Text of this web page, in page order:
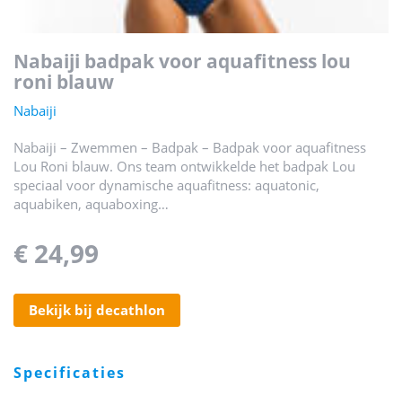
nabaiji badpak voor aquafitness lou
roni blauw
Nabaiji
Nabaiji – Zwemmen – Badpak – Badpak voor aquafitness
Lou Roni blauw. Ons team ontwikkelde het badpak Lou
speciaal voor dynamische aquafitness: aquatonic,
aquabiken, aquaboxing…
€ 24,99
bekijk bij decathlon
specificaties